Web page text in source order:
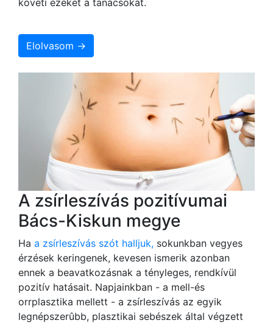
Elolvasom →
A zsírleszívás pozitívumai
Bács-Kiskun megye
Ha a zsírleszívás szót halljuk, sokunkban vegyes
érzések keringenek, kevesen ismerik azonban
ennek a beavatkozásnak a tényleges, rendkívül
pozitív hatásait. Napjainkban - a mell-és
orrplasztika mellett - a zsírleszívás az egyik
legnépszerûbb, plasztikai sebészek által végzett